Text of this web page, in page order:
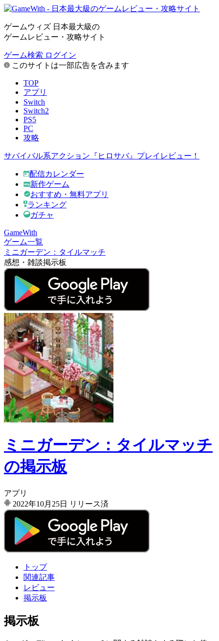
ゲームウィズ 日本最大級の
ゲームレビュー・攻略サイト
ゲーム検索 ログイン
このサイトは一部広告を含みます
TOP
アプリ
Switch
Switch2
PS5
PC
攻略
サバイバル系アクション『ヒロサバ』プレイレビュー！
配信カレンダー
新作ゲーム
おすすめ・無料アプリ
ランキング
ガチャ
GameWith
ゲーム一覧
ミニガーデン：タイルマッチ
感想・雑談掲示板
ミニガーデン：タイルマッチ
の掲示板
アプリ
2022年10月25日
リリース済
トップ
関連記事
レビュー
掲示板
掲示板